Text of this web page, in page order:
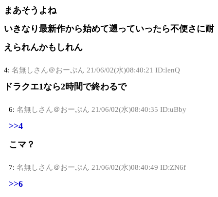
まあそうよね
いきなり最新作から始めて遡っていったら不便さに耐
えられんかもしれん
4: 名無しさん＠おーぷん 21/06/02(水)08:40:21 ID:IenQ
ドラクエ1なら2時間で終わるで
6: 名無しさん＠おーぷん 21/06/02(水)08:40:35 ID:uBby
>>4
こマ？
7: 名無しさん＠おーぷん 21/06/02(水)08:40:49 ID:ZN6f
>>6